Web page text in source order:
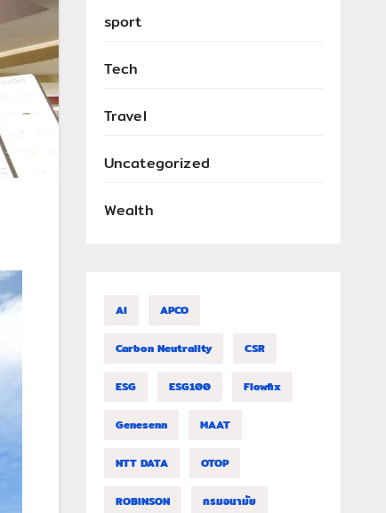
sport
Tech
Travel
Uncategorized
Wealth
AI APCO
Carbon Neutrality CSR
ESG ESG100 Flowfix
Genesenn MAAT
NTT DATA OTOP
ROBINSON กรมอนามัย